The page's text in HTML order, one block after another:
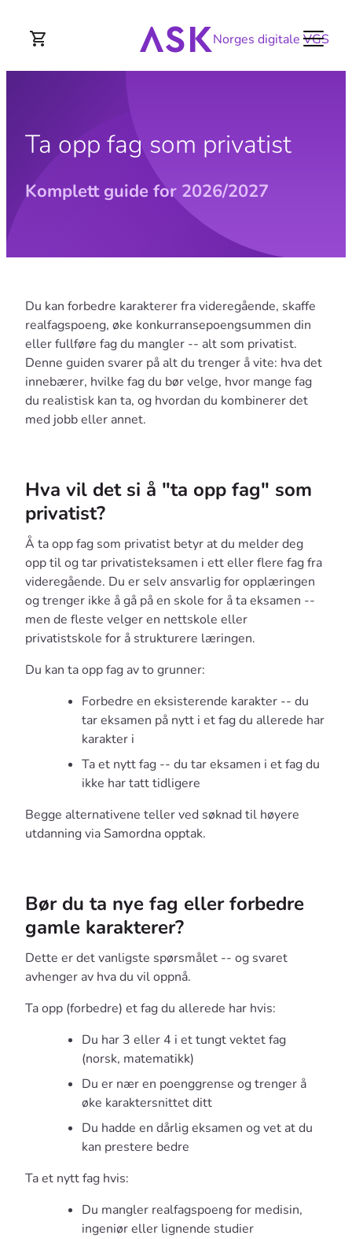
Norges digitale VGS
Ta opp fag som privatist
Komplett guide for 2026/2027
Du kan forbedre karakterer fra videregående, skaffe
realfagspoeng, øke konkurransepoengsummen din
eller fullføre fag du mangler -- alt som privatist.
Denne guiden svarer på alt du trenger å vite: hva det
innebærer, hvilke fag du bør velge, hvor mange fag
du realistisk kan ta, og hvordan du kombinerer det
med jobb eller annet.
Hva vil det si å "ta opp fag" som
privatist?
Å ta opp fag som privatist betyr at du melder deg
opp til og tar privatisteksamen i ett eller flere fag fra
videregående. Du er selv ansvarlig for opplæringen
og trenger ikke å gå på en skole for å ta eksamen --
men de fleste velger en nettskole eller
privatistskole for å strukturere læringen.
Du kan ta opp fag av to grunner:
Forbedre en eksisterende karakter -- du
tar eksamen på nytt i et fag du allerede har
karakter i
Ta et nytt fag -- du tar eksamen i et fag du
ikke har tatt tidligere
Begge alternativene teller ved søknad til høyere
utdanning via Samordna opptak.
Bør du ta nye fag eller forbedre
gamle karakterer?
Dette er det vanligste spørsmålet -- og svaret
avhenger av hva du vil oppnå.
Ta opp (forbedre) et fag du allerede har hvis:
Du har 3 eller 4 i et tungt vektet fag
(norsk, matematikk)
Du er nær en poenggrense og trenger å
øke karaktersnittet ditt
Du hadde en dårlig eksamen og vet at du
kan prestere bedre
Ta et nytt fag hvis:
Du mangler realfagspoeng for medisin,
ingeniør eller lignende studier